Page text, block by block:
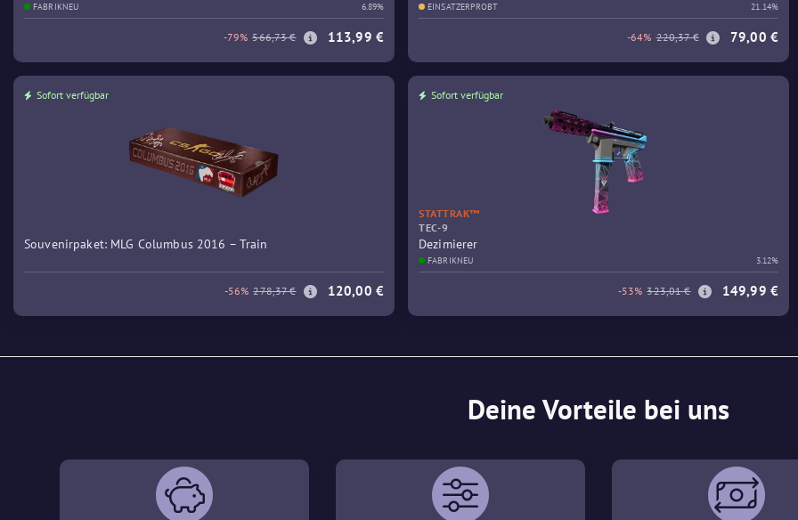
FABRIKNEU 6.89%
-79% 566,73 € 113,99 €
EINSATZERPROBT 21.14%
-64% 220,37 € 79,00 €
Sofort verfügbar
Souvenirpaket: MLG Columbus 2016 – Train
-56% 278,37 € 120,00 €
Sofort verfügbar
STATTRAK™
TEC-9
Dezimierer
FABRIKNEU 3.12%
-53% 323,01 € 149,99 €
Deine Vorteile bei uns